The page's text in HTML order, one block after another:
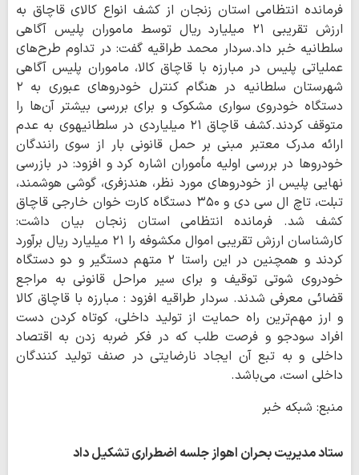
فرمانده انتظامی استان زنجان از کشف انواع کالای قاچاق به
ارزش تقریبی ۲۱ میلیارد ریال توسط ماموران پلیس آگاهی
سلطانیه خبر داد.سردار محمد طراقیه گفت: در تداوم طرح‌های
عملیاتی پلیس در مبارزه با قاچاق کالا، ماموران پلیس آگاهی
شهرستان سلطانیه در هنگام کنترل خودروهای عبوری به ۲
دستگاه خودروی سواری مشکوک و برای بررسی بیشتر آن‌ها را
متوقف کردند.کشف قاچاق ۲۱ میلیاردی در سلطانیهوی به عدم
ارائه مدرک معتبر مبنی بر حمل قانونی بار از سوی رانندگان
خودروها در بررسی اولیه مأموران اشاره کرد و افزود: در بازرسی
نهایی پلیس از خودروهای مورد نظر، هندزفری، گوشی هوشمند،
تبلت، تاچ ال سی دی و ۳۵۰ دستگاه کارت خوان خارجی قاچاق
کشف شد. فرمانده انتظامی استان زنجان بیان داشت:
کارشناسان ارزش تقریبی اموال مکشوفه را ۲۱ میلیارد ریال برآورد
کردند و همچنین در این راستا ۲ متهم دستگیر و دو دستگاه
خودروی شوتی توقیف و برای سیر مراحل قانونی به مراجع
قضائی معرفی شدند. سردار طراقیه افزود : مبارزه با قاچاق کالا
و ارز مهم‌ترین راه حمایت از تولید داخلی، کوتاه کردن دست
افراد سودجو و فرصت طلب که در فکر ضربه زدن به اقتصاد
داخلی و به تبع آن ایجاد نارضایتی در صنف تولید کنندگان
داخلی است، می‌باشد.
منبع: شبکه خبر
ستاد مدیریت بحران اهواز جلسه اضطراری تشکیل داد